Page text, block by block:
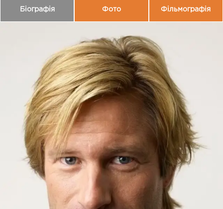
Біографія Фото Фільмографія